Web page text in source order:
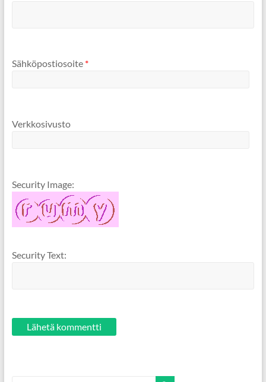
Sähköpostiosoite *
Verkkosivusto
Security Image:
Security Text: